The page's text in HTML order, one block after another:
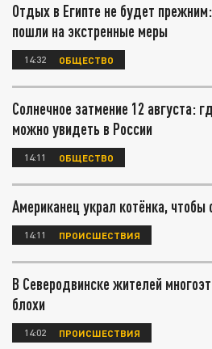
Отдых в Египте не будет
пошли на экстренные меры
14:32 ОБЩЕСТВО
Солнечное затмение 12 августа:
можно увидеть в России
14:11 ОБЩЕСТВО
Американец украл котёнка, чтобы
14:11 ПРОИСШЕСТВИЯ
В Северодвинске жителей
блохи
14:02 ПРОИСШЕСТВИЯ